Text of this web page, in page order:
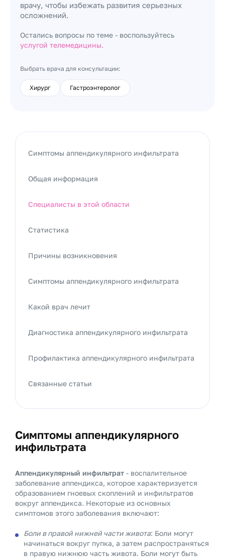
врачу, чтобы избежать развития серьезных
осложнений.
Остались вопросы по теме - воспользуйтесь
услугой телемедицины.
Выбрать врача для консультации:
Хирург Гастроэнтеролог
Симптомы аппендикулярного
инфильтрата
Аппендикулярный инфильтрат - воспалительное
заболевание аппендикса, которое характеризуется
образованием гноевых скоплений и инфильтратов
вокруг аппендикса. Некоторые из основных
симптомов этого заболевания включают:
Боли в правой нижней части живота: Боли могут
начинаться вокруг пупка, а затем распространяться
в правую нижнюю часть живота. Боли могут быть
Симптомы аппендикулярного инфильтрата
Общая информация
Специалисты в этой области
Статистика
Причины возникновения
Симптомы аппендикулярного инфильтрата
Какой врач лечит
Диагностика аппендикулярного инфильтрата
Профилактика аппендикулярного инфильтрата
Связанные статьи